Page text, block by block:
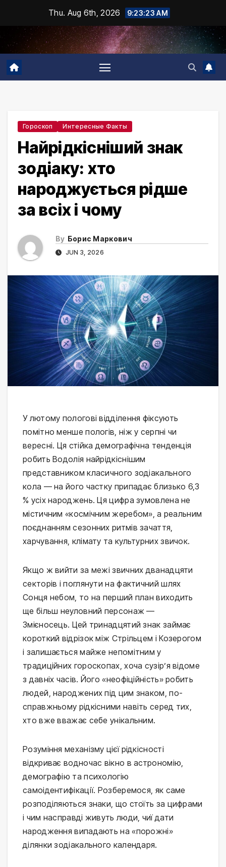
content
Thu. Aug 6th, 2026 9:23:24 AM
Гороскоп Интересные Факты
Найрідкісніший знак
зодіаку: хто
народжується рідше
за всіх і чому
By Борис Маркович
JUN 3, 2026
У лютому пологові відділення фіксують
помітно менше пологів, ніж у серпні чи
вересні. Ця стійка демографічна тенденція
робить Водолія найрідкіснішим
представником класичного зодіакального
кола — на його частку припадає близько 6,3
% усіх народжень. Ця цифра зумовлена не
містичним «космічним жеребом», а реальним
поєднанням сезонних ритмів зачаття,
харчування, клімату та культурних звичок.
Якщо ж вийти за межі звичних дванадцяти
секторів і поглянути на фактичний шлях
Сонця небом, то на перший план виходить
ще більш неуловний персонаж —
Змієносець. Цей тринадцятий знак займає
короткий відрізок між Стрільцем і Козерогом
і залишається майже непомітним у
традиційних гороскопах, хоча сузір’я відоме
з давніх часів. Його «неофіційність» робить
людей, народжених під цим знаком, по-
справжньому рідкісними навіть серед тих,
хто вже вважає себе унікальним.
Розуміння механізму цієї рідкісності
відкриває водночас вікно в астрономію,
демографію та психологію
самоідентифікації. Розберемося, як саме
розподіляються знаки, що стоїть за цифрами
і чим насправді живуть люди, чиї дати
народження випадають на «порожні»
ділянки зодіакального календаря.